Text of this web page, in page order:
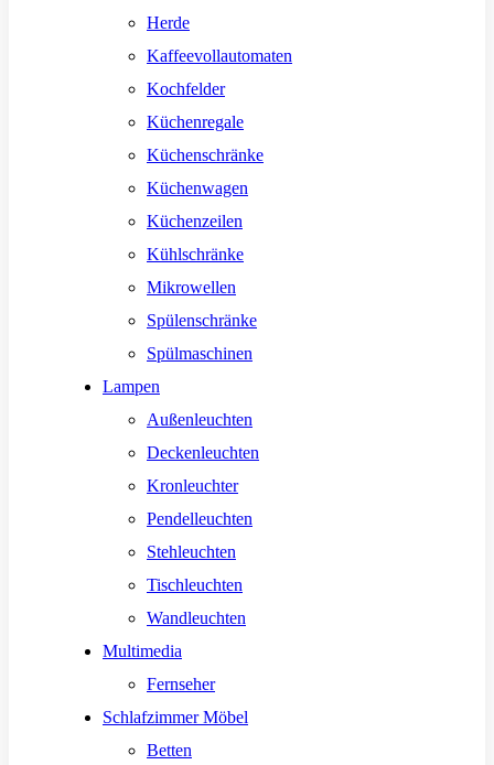
Herde
Kaffeevollautomaten
Kochfelder
Küchenregale
Küchenschränke
Küchenwagen
Küchenzeilen
Kühlschränke
Mikrowellen
Spülenschränke
Spülmaschinen
Lampen
Außenleuchten
Deckenleuchten
Kronleuchter
Pendelleuchten
Stehleuchten
Tischleuchten
Wandleuchten
Multimedia
Fernseher
Schlafzimmer Möbel
Betten